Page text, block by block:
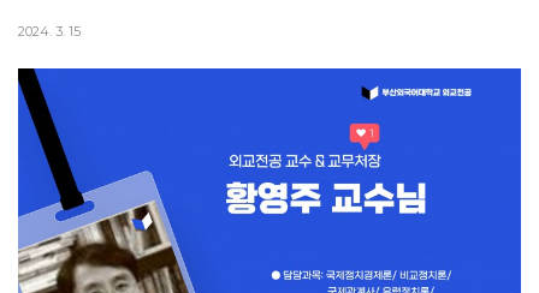
2024. 3. 15